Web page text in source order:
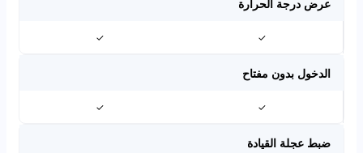
✓
✓
الدخول بدون مفتاح
✓
✓
ضبط عجلة القيادة